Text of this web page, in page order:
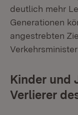
deutlich mehr
Generationen
angestrebten
Kinder und
Verlierer